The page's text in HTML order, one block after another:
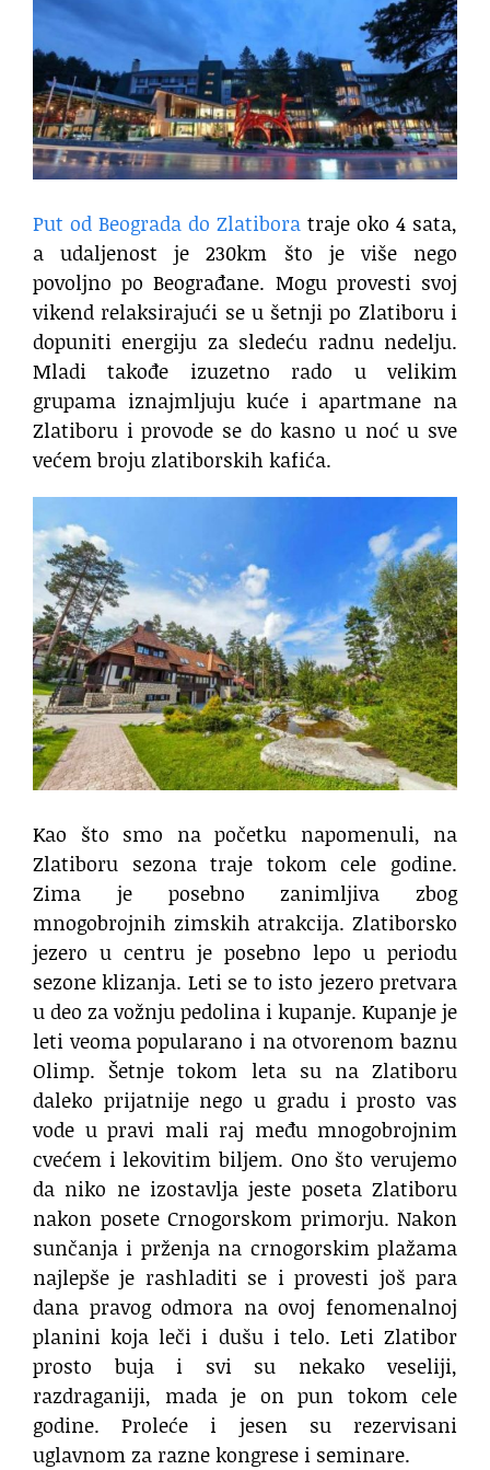
Put od Beograda do Zlatibora traje oko 4 sata,
a udaljenost je 230km što je više nego
povoljno po Beograđane. Mogu provesti svoj
vikend relaksirajući se u šetnji po Zlatiboru i
dopuniti energiju za sledeću radnu nedelju.
Mladi takođe izuzetno rado u velikim
grupama iznajmljuju kuće i apartmane na
Zlatiboru i provode se do kasno u noć u sve
većem broju zlatiborskih kafića.
Kao što smo na početku napomenuli, na
Zlatiboru sezona traje tokom cele godine.
Zima je posebno zanimljiva zbog
mnogobrojnih zimskih atrakcija. Zlatiborsko
jezero u centru je posebno lepo u periodu
sezone klizanja. Leti se to isto jezero pretvara
u deo za vožnju pedolina i kupanje. Kupanje je
leti veoma popularano i na otvorenom baznu
Olimp. Šetnje tokom leta su na Zlatiboru
daleko prijatnije nego u gradu i prosto vas
vode u pravi mali raj među mnogobrojnim
cvećem i lekovitim biljem. Ono što verujemo
da niko ne izostavlja jeste poseta Zlatiboru
nakon posete Crnogorskom primorju. Nakon
sunčanja i prženja na crnogorskim plažama
najlepše je rashladiti se i provesti još para
dana pravog odmora na ovoj fenomenalnoj
planini koja leči i dušu i telo. Leti Zlatibor
prosto buja i svi su nekako veseliji,
razdraganiji, mada je on pun tokom cele
godine. Proleće i jesen su rezervisani
uglavnom za razne kongrese i seminare.